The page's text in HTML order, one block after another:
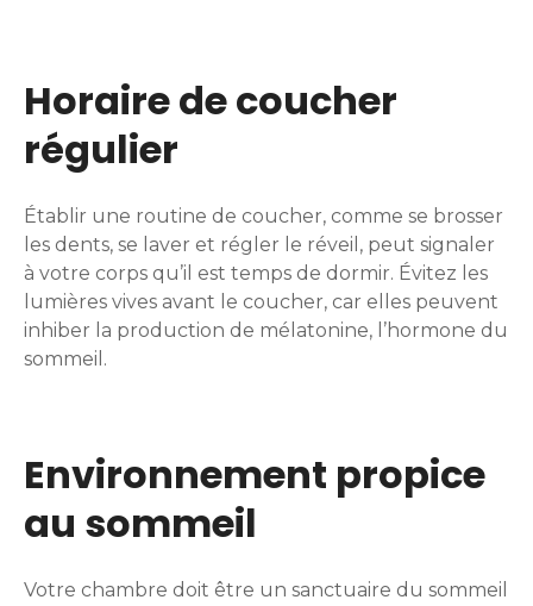
Horaire de coucher
régulier
Établir une routine de coucher, comme se brosser
les dents, se laver et régler le réveil, peut signaler
à votre corps qu’il est temps de dormir. Évitez les
lumières vives avant le coucher, car elles peuvent
inhiber la production de mélatonine, l’hormone du
sommeil.
Environnement propice
au sommeil
Votre chambre doit être un sanctuaire du sommeil